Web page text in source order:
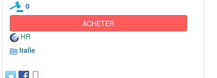
0
ACHETER
HR
Italie